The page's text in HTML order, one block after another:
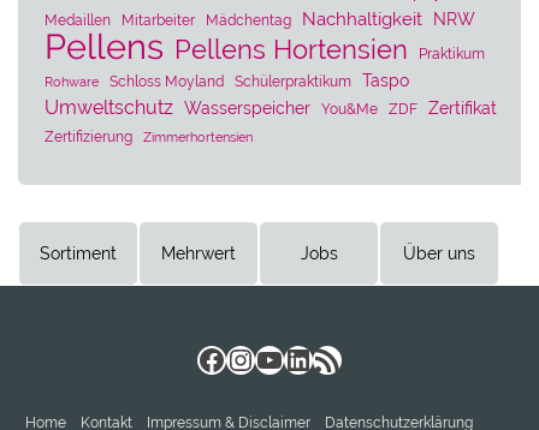
Medaillen Mitarbeiter Mädchentag Nachhaltigkeit NRW
Pellens Pellens Hortensien Praktikum
Rohware Schloss Moyland Schülerpraktikum Taspo
Umweltschutz Wasserspeicher You&Me ZDF Zertifikat
Zertifizierung Zimmerhortensien
Sortiment Mehrwert Jobs Über uns
Facebook
Instagram
YouTube
LinkedIn
RSS-Feed
Home Kontakt Impressum & Disclaimer Datenschutzerklärung